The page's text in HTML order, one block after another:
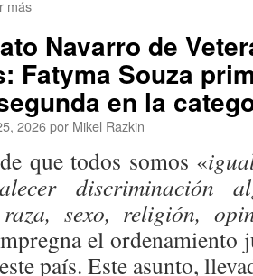
más
Navarro de
Fatyma Souza
en la
2026por Mikel Razkin
que todos somos «
discriminación
raza, sexo, religión,
el ordenamiento
país. Este asunto,